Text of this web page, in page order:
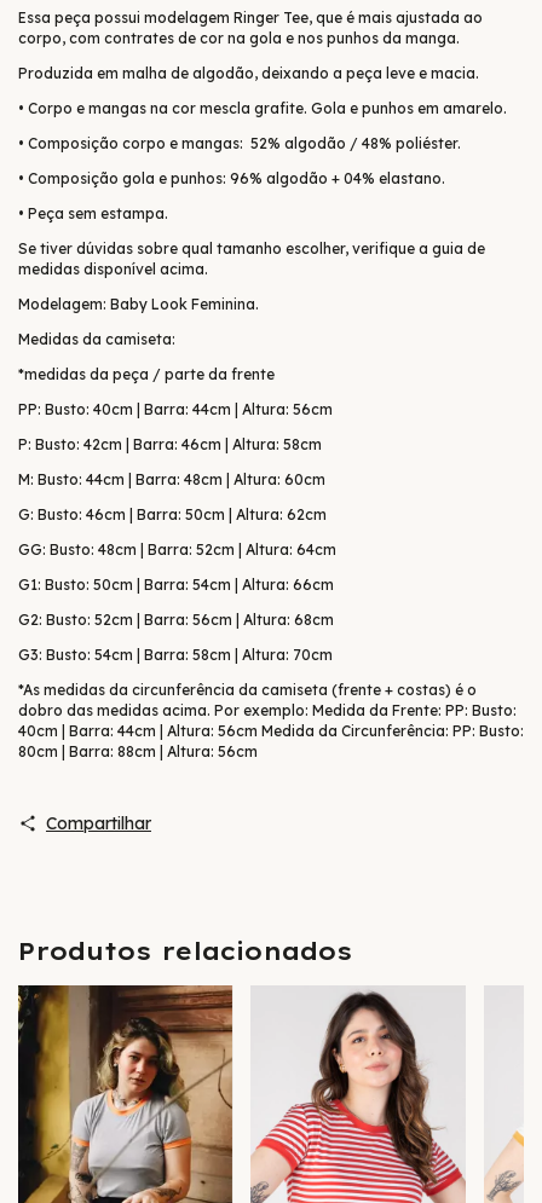
Essa peça possui modelagem Ringer Tee, que é mais ajustada ao
corpo, com contrates de cor na gola e nos punhos da manga.
Produzida em malha de algodão, deixando a peça leve e macia.
• Corpo e mangas na cor mescla grafite. Gola e punhos em amarelo.
• Composição corpo e mangas: 52% algodão / 48% poliéster.
• Composição gola e punhos: 96% algodão + 04% elastano.
• Peça sem estampa.
Se tiver dúvidas sobre qual tamanho escolher, verifique a guia de
medidas disponível acima.
Modelagem: Baby Look Feminina.
Medidas da camiseta:
*medidas da peça / parte da frente
PP: Busto: 40cm | Barra: 44cm | Altura: 56cm
P: Busto: 42cm | Barra: 46cm | Altura: 58cm
M: Busto: 44cm | Barra: 48cm | Altura: 60cm
G: Busto: 46cm | Barra: 50cm | Altura: 62cm
GG: Busto: 48cm | Barra: 52cm | Altura: 64cm
G1: Busto: 50cm | Barra: 54cm | Altura: 66cm
G2: Busto: 52cm | Barra: 56cm | Altura: 68cm
G3: Busto: 54cm | Barra: 58cm | Altura: 70cm
*As medidas da circunferência da camiseta (frente + costas) é o
dobro das medidas acima. Por exemplo: Medida da Frente: PP: Busto:
40cm | Barra: 44cm | Altura: 56cm Medida da Circunferência: PP: Busto:
80cm | Barra: 88cm | Altura: 56cm
Compartilhar
Produtos relacionados